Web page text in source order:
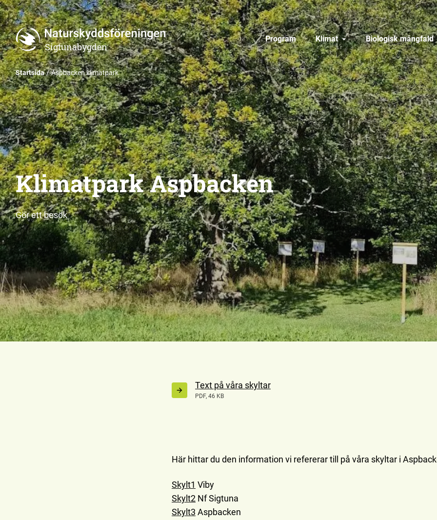
Sigtunabygden
Program Klimat Biologisk mångfald
Startsida Aspbacken klimatpark
Klimatpark Aspbacken
Gör ett besök
Text på våra skyltar
PDF, 46 KB
Här hittar du den information vi refererar till på våra skyltar i
Skylt1 Viby
Skylt2 Nf Sigtuna
Skylt3 Aspbacken